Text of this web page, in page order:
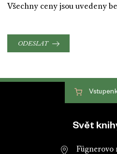
Všechny ceny jsou uvedeny
ODESLAT
Patička webu
Svět
Fügnerovo